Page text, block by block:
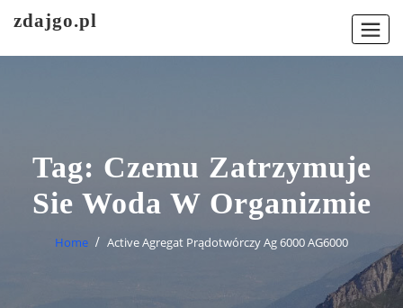
zdajgo.pl
Tag: Czemu Zatrzymuje
Sie Woda W Organizmie
Home Active Agregat Prądotwórczy Ag 6000 AG6000